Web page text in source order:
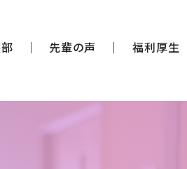
先輩の声 福利厚生